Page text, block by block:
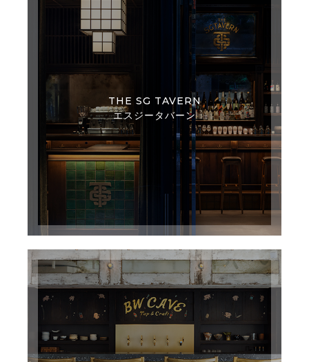
THE SG TAVERN
エスジータバーン